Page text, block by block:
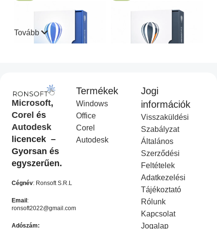
CorelDraw Standard 2021
I
Corel Licenc
Akciós
termék
Ft19,990.00 Ft 9,990.00
KOSÁRBA HELYEZÉS
CorelDraw Technical Suite
Akciós termék
49,990.00 Ft14,990.00
KOSÁRBA HELYEZÉS
Tovább
Microsoft,
Corel és
Autodesk
licencek –
Gyorsan és
egyszerűen.
Cégnév: Ronsoft S.R.L
Email :
ronsoft2022@gmail.com
Adószám:
Termékek
Windows
Office
Corel
Autodesk
Jogi
információk
Visszaküldési
Szabályzat
Általános
Szerződési
Feltételek
Adatkezelési
Tájékoztató
Rólunk
Kapcsolat
Jogalap